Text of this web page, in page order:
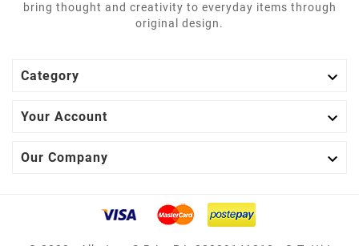
bring thought and creativity to everyday items through
original design.
Category 
Your Account 
Our Company 